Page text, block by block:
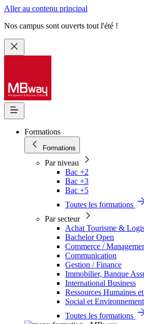
Aller au contenu principal
Nos campus sont ouverts tout l'été !
Formations
Formations
Par niveau
Bac +2
Bac +3
Bac +5
Toutes les formations
Par secteur
Achat Tourisme &
Bachelor Open
Commerce /
Communication
Gestion / Finance
Immobilier, Banque
International Business
Ressources Humaines
Social et Environnement
Toutes les formations